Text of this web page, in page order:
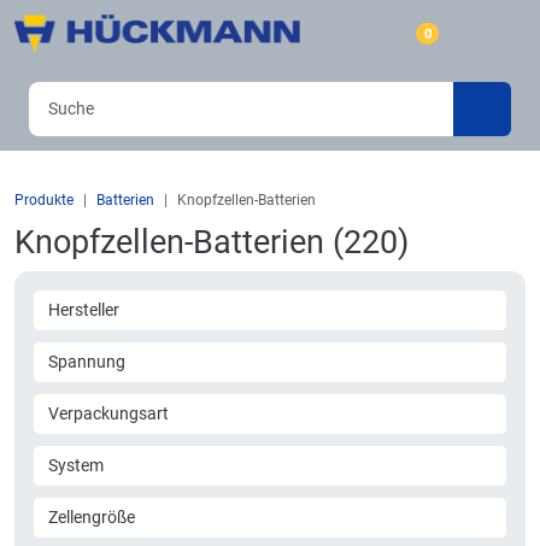
0
Produkte Batterien Knopfzellen-Batterien
Knopfzellen-Batterien (220)
Hersteller
Spannung
Verpackungsart
System
Zellengröße